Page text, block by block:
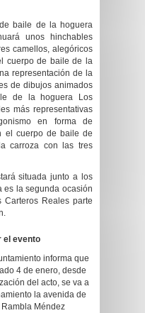
baile de la hoguera
unos hinchables
camellos, alegóricos
cuerpo de baile de la
representación de la
de dibujos animados
de la hoguera Los
más representativas
en forma de
el cuerpo de baile de
carroza con las tres
situada junto a los
es la segunda ocasión
Reales parte
el evento
informa que
4 de enero, desde
del acto, se va a
la avenida de
Rambla Méndez